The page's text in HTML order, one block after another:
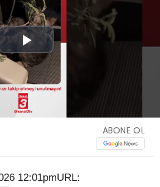
Play
Video
ABONE OL
12:01pmURL: